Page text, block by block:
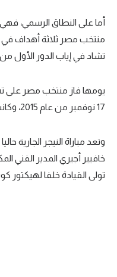
فيديو في الجول
أما على النطاق الرسمي، فهي
منتخب مصر ثلاثة أهداف
تشاد في إياب الدور الأول
يومها فاز منتخب مصر على
17 نوفمبر من عام 2015، وكانت الأهداف الأربعة في الشوط الأول.
وتعد مباراة النيجر الجارية
خافيير أجيري المدير الفني
تولى القيادة خلفا لهيكتور